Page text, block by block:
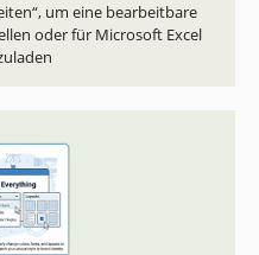
um eine bearbeitbare
oder für Microsoft Excel